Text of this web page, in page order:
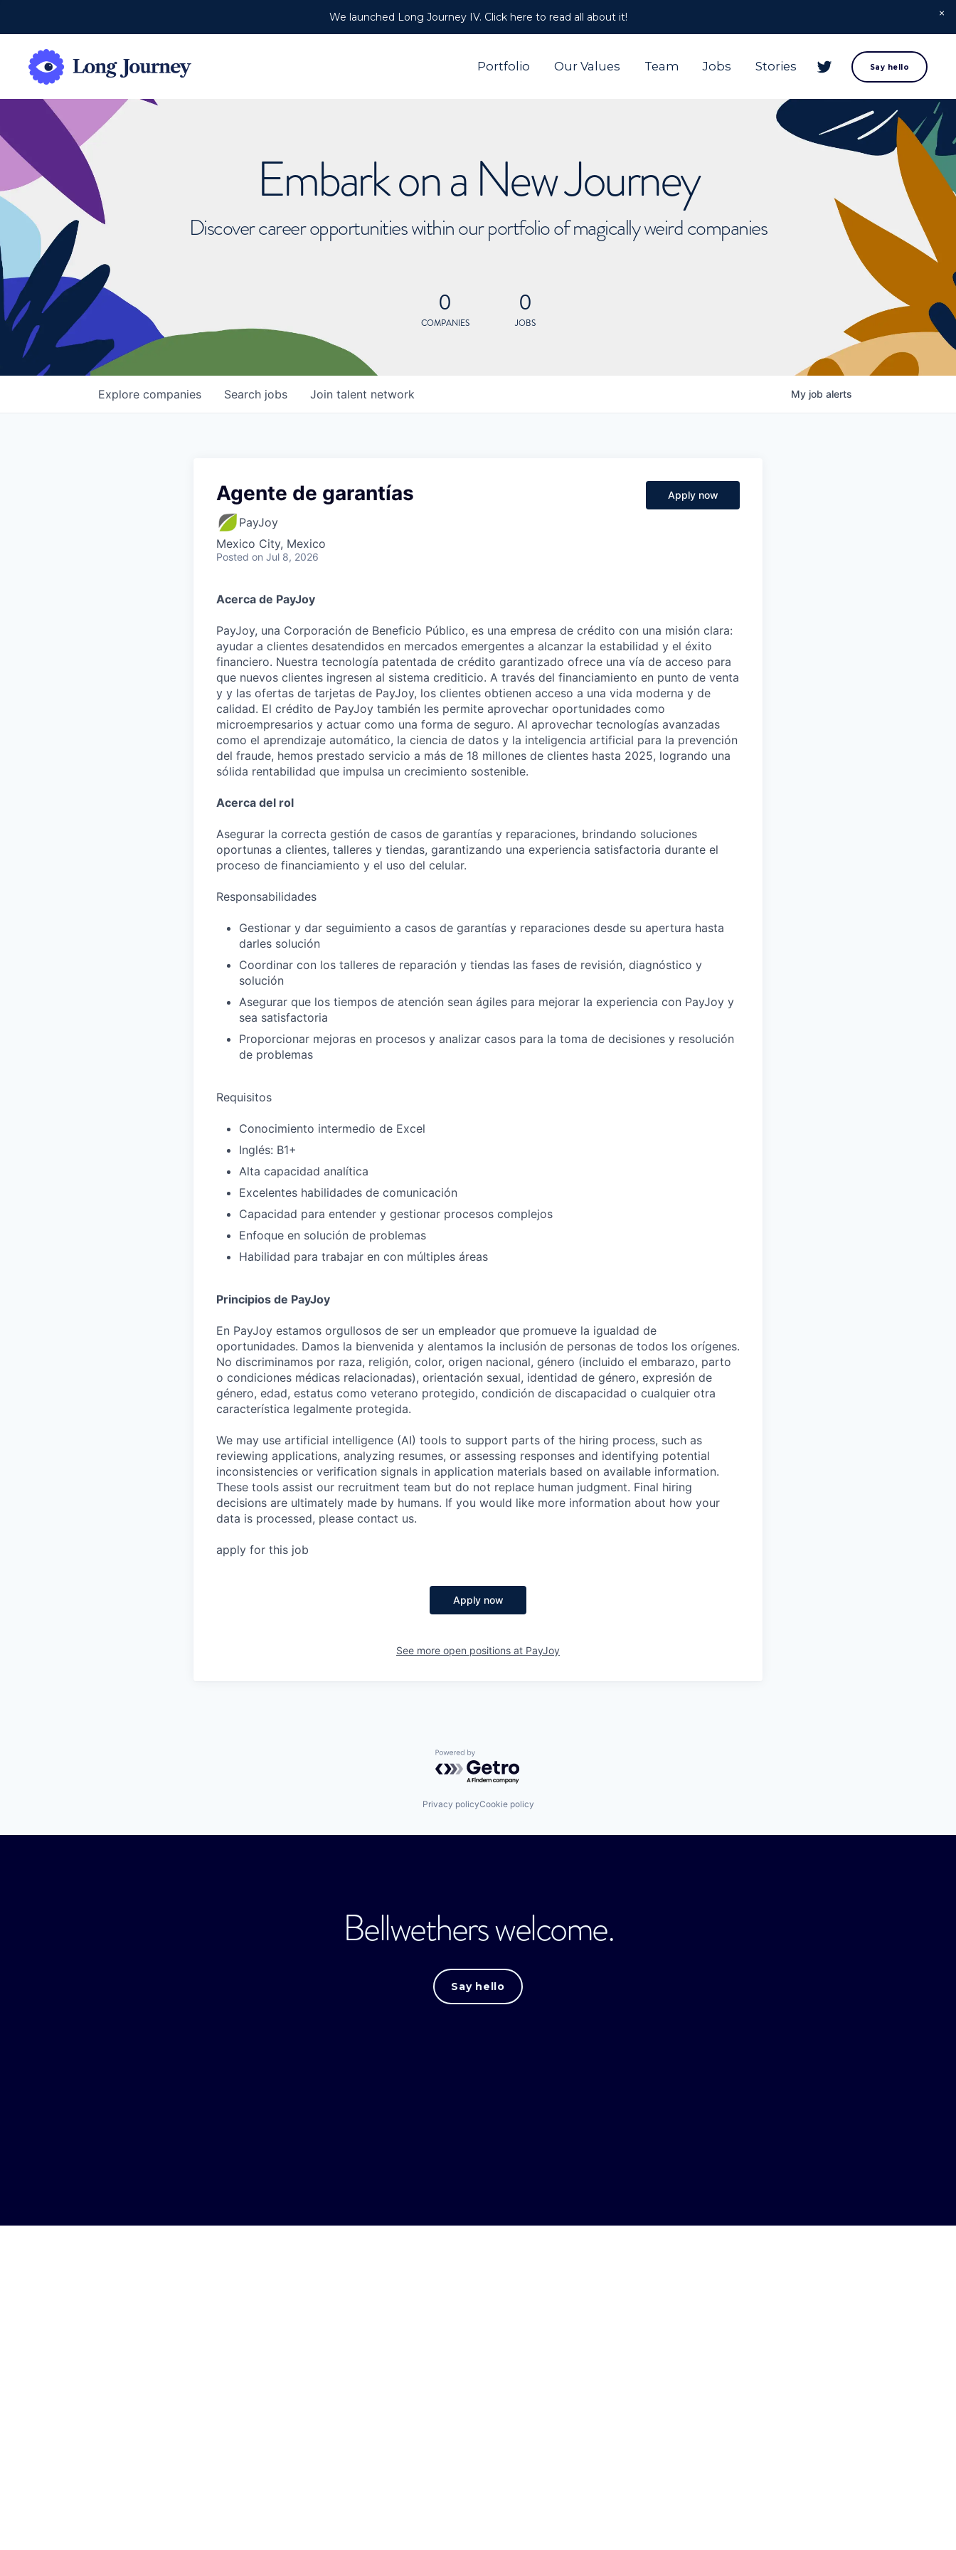
We launched Long Journey IV. Click here to read all about it!
Portfolio Our Values Team Jobs Stories Say hello
Embark on a New Journey
Discover career opportunities within our portfolio of magically weird companies
0
COMPANIES
0
JOBS
Search jobs
Explore companies Join talent network My job alerts
Agente de garantías
PayJoy
Mexico City, Mexico
Posted on Jul 8, 2026
Apply now
Acerca de PayJoy
PayJoy, una Corporación de Beneficio Público, es una empresa de crédito con una misión clara:
ayudar a clientes desatendidos en mercados emergentes a alcanzar la estabilidad y el éxito
financiero. Nuestra tecnología patentada de crédito garantizado ofrece una vía de acceso para
que nuevos clientes ingresen al sistema crediticio. A través del financiamiento en punto de venta
y y las ofertas de tarjetas de PayJoy, los clientes obtienen acceso a una vida moderna y de
calidad. El crédito de PayJoy también les permite aprovechar oportunidades como
microempresarios y actuar como una forma de seguro. Al aprovechar tecnologías avanzadas
como el aprendizaje automático, la ciencia de datos y la inteligencia artificial para la prevención
del fraude, hemos prestado servicio a más de 18 millones de clientes hasta 2025, logrando una
sólida rentabilidad que impulsa un crecimiento sostenible.
Acerca del rol
Asegurar la correcta gestión de casos de garantías y reparaciones, brindando soluciones
oportunas a clientes, talleres y tiendas, garantizando una experiencia satisfactoria durante el
proceso de financiamiento y el uso del celular.
Responsabilidades
Gestionar y dar seguimiento a casos de garantías y reparaciones desde su apertura hasta
darles solución
Coordinar con los talleres de reparación y tiendas las fases de revisión, diagnóstico y
solución
Asegurar que los tiempos de atención sean ágiles para mejorar la experiencia con PayJoy y
sea satisfactoria
Proporcionar mejoras en procesos y analizar casos para la toma de decisiones y resolución
de problemas
Requisitos
Conocimiento intermedio de Excel
Inglés: B1+
Alta capacidad analítica
Excelentes habilidades de comunicación
Capacidad para entender y gestionar procesos complejos
Enfoque en solución de problemas
Habilidad para trabajar en con múltiples áreas
Principios de PayJoy
En PayJoy estamos orgullosos de ser un empleador que promueve la igualdad de
oportunidades. Damos la bienvenida y alentamos la inclusión de personas de todos los orígenes.
No discriminamos por raza, religión, color, origen nacional, género (incluido el embarazo, parto
o condiciones médicas relacionadas), orientación sexual, identidad de género, expresión de
género, edad, estatus como veterano protegido, condición de discapacidad o cualquier otra
característica legalmente protegida.
We may use artificial intelligence (AI) tools to support parts of the hiring process, such as
reviewing applications, analyzing resumes, or assessing responses and identifying potential
inconsistencies or verification signals in application materials based on available information.
These tools assist our recruitment team but do not replace human judgment. Final hiring
decisions are ultimately made by humans. If you would like more information about how your
data is processed, please contact us.
apply for this job
Apply now
See more open positions at PayJoy
Powered by Getro.com
Privacy policyCookie policy
Bellwethers welcome.
Say hello